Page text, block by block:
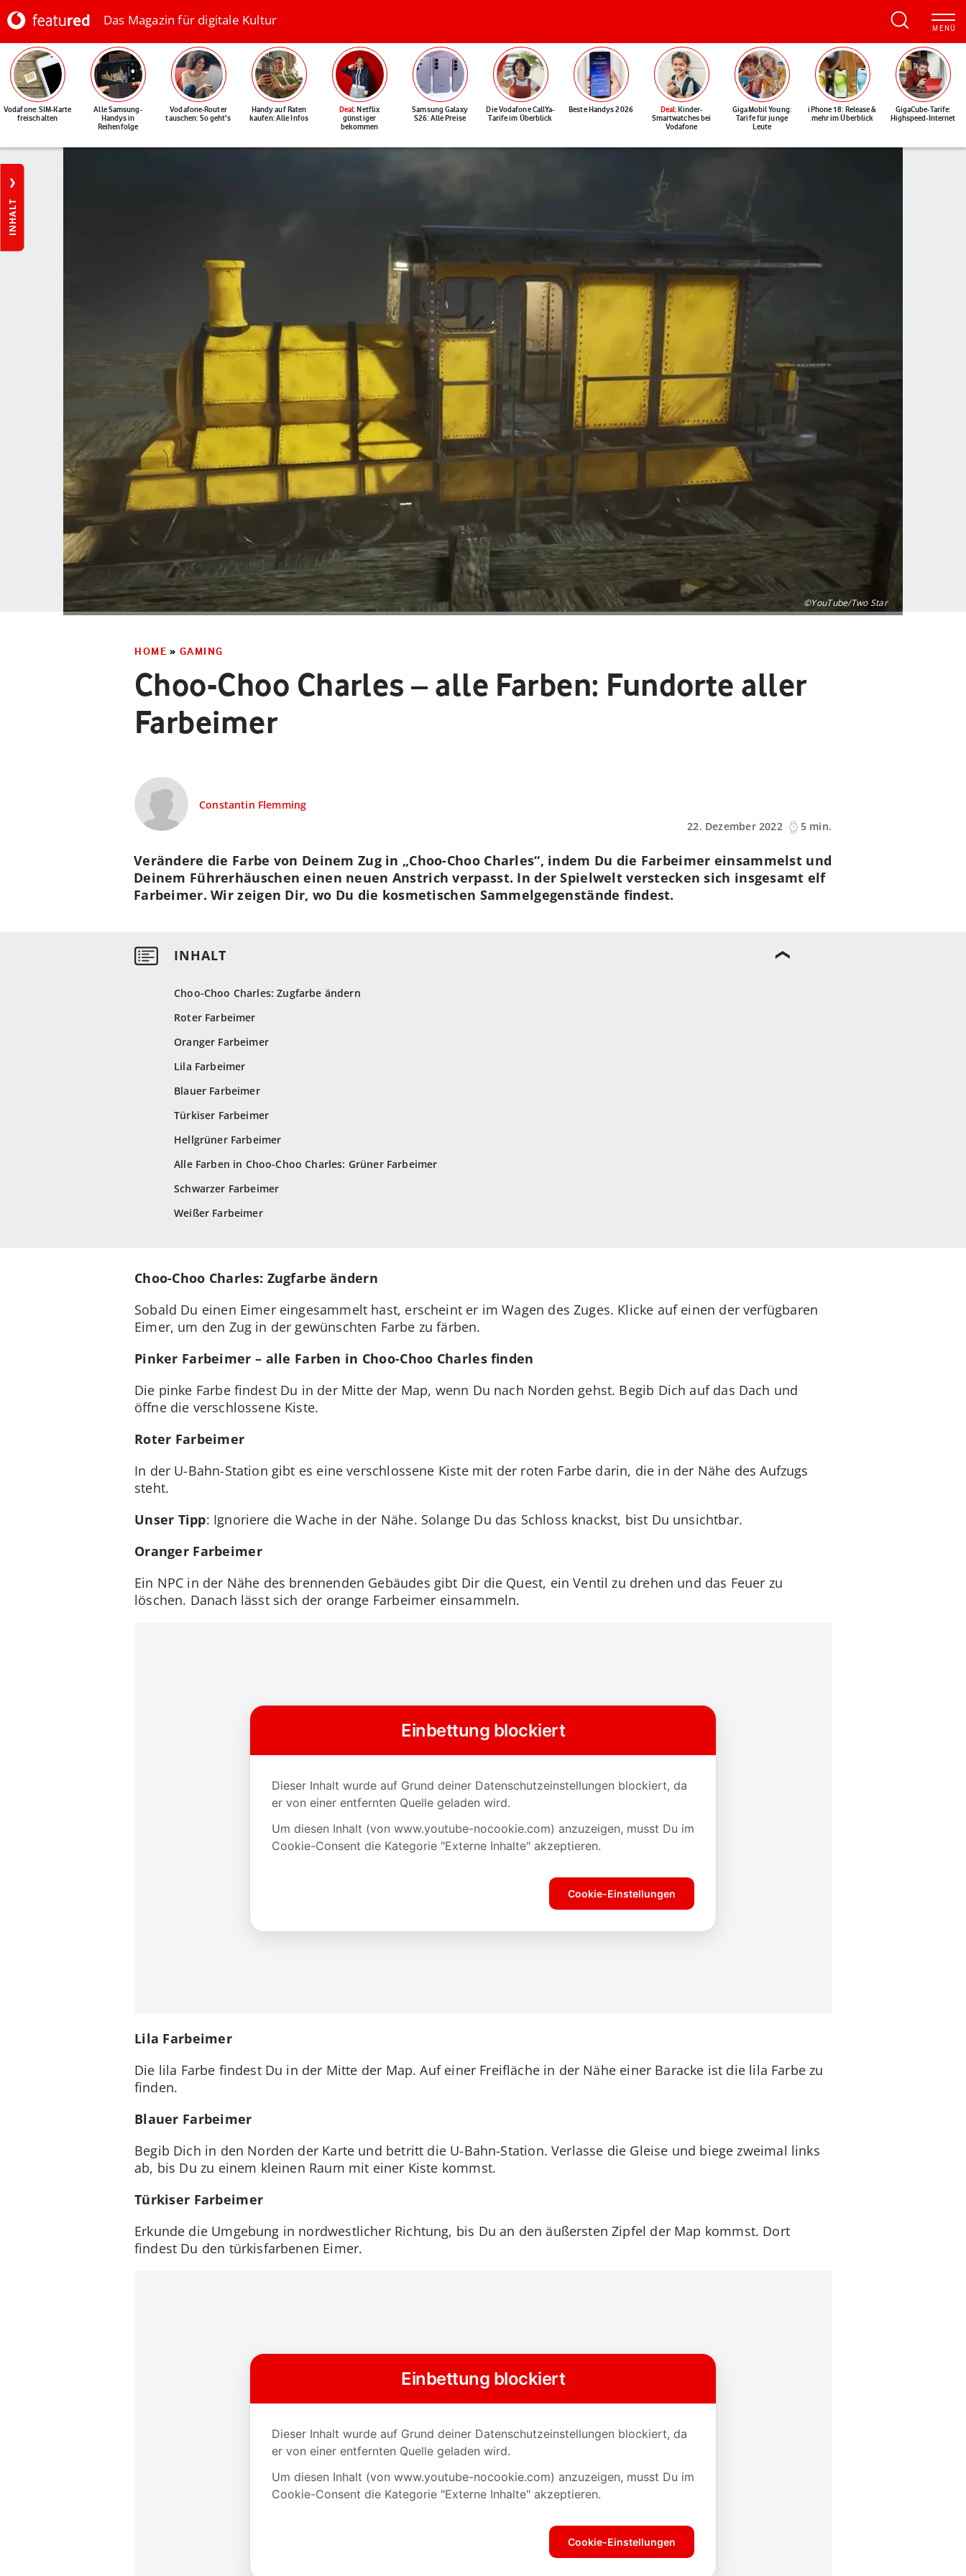
Das Magazin für digitale Kultur
Vodafone: SIM-Karte
freischalten
Alle Samsung-
Handys in
Reihenfolge
Vodafone-Router
tauschen: So geht's
Handy auf Raten
kaufen: Alle Infos
Deal: Netflix
günstiger
bekommen
Samsung Galaxy
S26: Alle Preise
Die Vodafone CallYa-
Tarife im Überblick
Beste Handys 2026 Deal: Kinder-
Smartwatches bei
Vodafone
GigaMobil Young:
Tarife für junge
Leute
iPhone 18: Release &
mehr im Überblick
GigaCube-Tarife:
Highspeed-Internet
INHALT
©YouTube/Two Star
HOME » GAMING
Choo-Choo Charles – alle Farben: Fundorte aller
Farbeimer
Constantin Flemming
22. Dezember 2022
5 min.
Choo-Choo Charles: Zugfarbe ändern
Roter Farbeimer
Oranger Farbeimer
Lila Farbeimer
Blauer Farbeimer
Türkiser Farbeimer
Hellgrüner Farbeimer
Alle Farben in Choo-Choo Charles: Grüner Farbeimer
Schwarzer Farbeimer
Weißer Farbeimer
Verändere die Farbe von Deinem Zug in „Choo-Choo Charles“, indem Du die Farbeimer einsammelst und
Deinem Führerhäuschen einen neuen Anstrich verpasst. In der Spielwelt verstecken sich insgesamt elf
Farbeimer. Wir zeigen Dir, wo Du die kosmetischen Sammelgegenstände findest.
Choo-Choo Charles: Zugfarbe ändern
Sobald Du einen Eimer eingesammelt hast, erscheint er im Wagen des Zuges. Klicke auf einen der verfügbaren
Eimer, um den Zug in der gewünschten Farbe zu färben.
Pinker Farbeimer – alle Farben in Choo-Choo Charles finden
Die pinke Farbe findest Du in der Mitte der Map, wenn Du nach Norden gehst. Begib Dich auf das Dach und
öffne die verschlossene Kiste.
Roter Farbeimer
In der U-Bahn-Station gibt es eine verschlossene Kiste mit der roten Farbe darin, die in der Nähe des Aufzugs
steht.
Unser Tipp: Ignoriere die Wache in der Nähe. Solange Du das Schloss knackst, bist Du unsichtbar.
Oranger Farbeimer
Ein NPC in der Nähe des brennenden Gebäudes gibt Dir die Quest, ein Ventil zu drehen und das Feuer zu
löschen. Danach lässt sich der orange Farbeimer einsammeln.
Lila Farbeimer
Die lila Farbe findest Du in der Mitte der Map. Auf einer Freifläche in der Nähe einer Baracke ist die lila Farbe zu
finden.
Blauer Farbeimer
Begib Dich in den Norden der Karte und betritt die U-Bahn-Station. Verlasse die Gleise und biege zweimal links
ab, bis Du zu einem kleinen Raum mit einer Kiste kommst.
Türkiser Farbeimer
Erkunde die Umgebung in nordwestlicher Richtung, bis Du an den äußersten Zipfel der Map kommst. Dort
findest Du den türkisfarbenen Eimer.